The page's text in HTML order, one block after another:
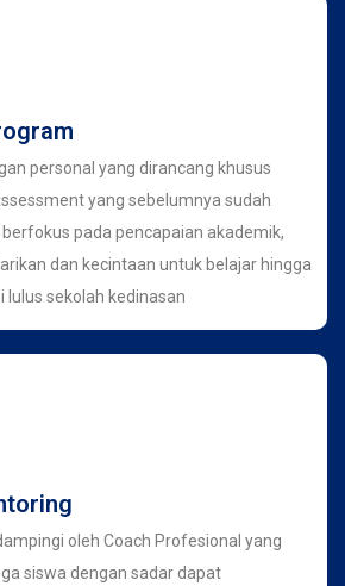
personal yang dirancang khusus
yang sebelumnya sudah
pada pencapaian akademik,
dan kecintaan untuk belajar hingga
sekolah kedinasan
oleh Coach Profesional yang
siswa dengan sadar dapat